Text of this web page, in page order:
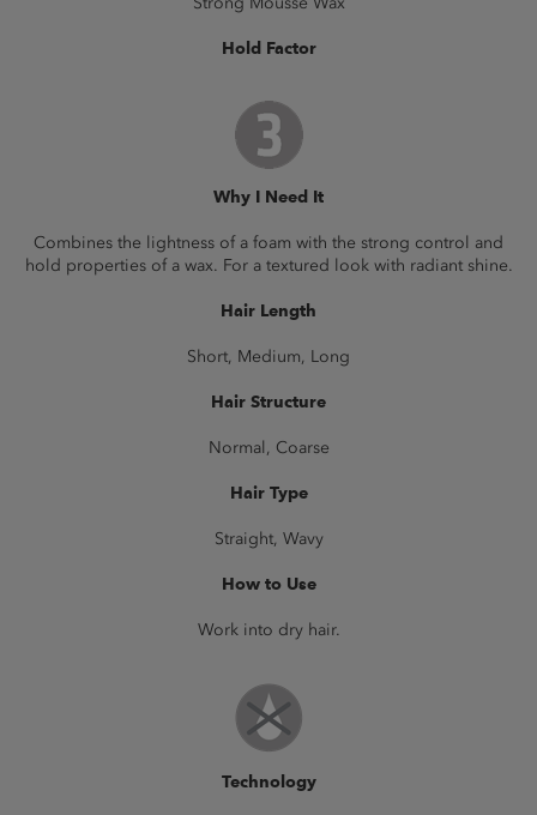
Hold Factor
Why I Need It
Combines the lightness of a foam with the strong control and
hold properties of a wax. For a textured look with radiant shine.
Hair Length
Short, Medium, Long
Hair Structure
Normal, Coarse
Hair Type
Straight, Wavy
How to Use
Work into dry hair.
Technology